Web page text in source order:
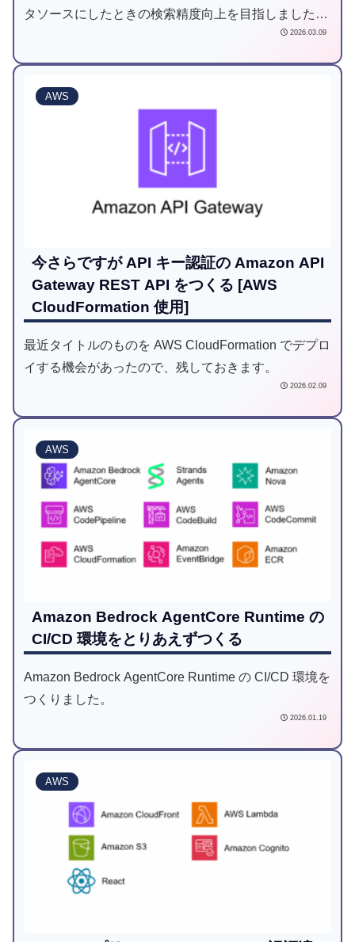
タソースにしたときの検索精度向上を目指しました。
2026.03.09
AWS
今さらですが API キー認証の Amazon API
Gateway REST API をつくる [AWS
CloudFormation 使用]
最近タイトルのものを AWS CloudFormation でデプロ
イする機会があったので、残しておきます。
2026.02.09
AWS
Amazon Bedrock AgentCore Runtime の
CI/CD 環境をとりあえずつくる
Amazon Bedrock AgentCore Runtime の CI/CD 環境を
つくりました。
2026.01.19
AWS